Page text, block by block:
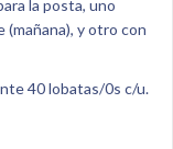
la posta, uno
y otro con
40 lobatas/0s c/u.